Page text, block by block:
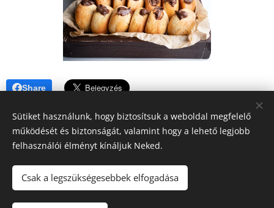
Share
A blogban megjelenő tartalomra (receptek, írások, fotók, stb.)
a szerzői jogról szóló 2016. évi XCIII. törvény
vonatkozik.Kérem, hogy felhasználásához kérjen engedélyt!
Sütiket használunk, hogy biztosítsuk a weboldal megfelelő
működését és biztonságát, valamint hogy a lehető legjobb
felhasználói élményt kínáljuk Neked.
Csak a legszükségesebbek elfogadása